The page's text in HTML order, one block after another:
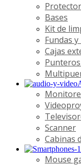
Bases
Kit de
Fundas
Cajas
Scanner
Cabinas
Mouse